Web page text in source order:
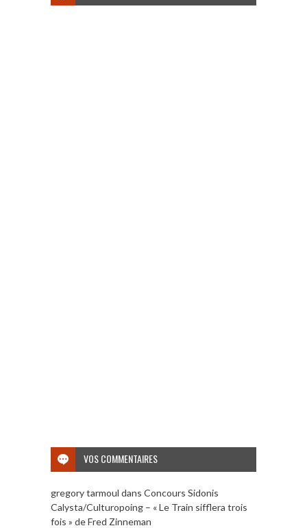
VOS COMMENTAIRES
gregory tarmoul dans Concours Sidonis
Calysta/Culturopoing – « Le Train sifflera trois
fois » de Fred Zinneman